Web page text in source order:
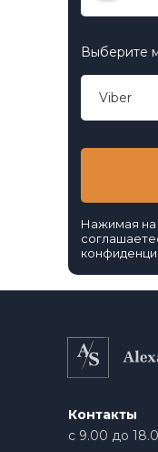
Выберите
Нажимая на
с 9.00 до
Контакты